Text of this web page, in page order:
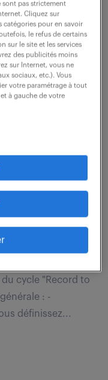
intérim
/ an
cycle "Record to
: -
définissez...
sont pas strictement
Cliquez sur
catégories pour en savoir
le refus de certains
sur le site et les services
des publicités moins
sur Internet, vous ne
sociaux, etc.). Vous
votre paramétrage à tout
à gauche de votre